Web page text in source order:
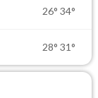
26° 34°
28° 31°